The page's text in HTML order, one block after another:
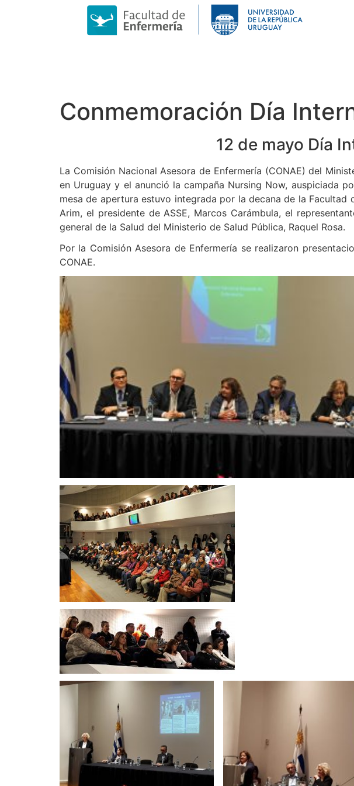
Conmemoración Día
12 de mayo Día
La Comisión Nacional Asesora de Enfermería (CONAE) del
en Uruguay y el anunció la campaña Nursing Now, auspiciada
mesa de apertura estuvo integrada por la decana de la
Arim, el presidente de ASSE, Marcos Carámbula, el
general de la Salud del Ministerio de Salud Pública, Raquel Rosa.
Por la Comisión Asesora de Enfermería se realizaron
CONAE.